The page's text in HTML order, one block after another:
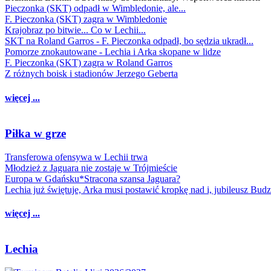
Pieczonka (SKT) odpadł w Wimbledonie, ale...
F. Pieczonka (SKT) zagra w Wimbledonie
Krajobraz po bitwie... Co w Lechii...
SKT na Roland Garros - F. Pieczonka odpadł, bo sędzia ukradł...
Pomorze znokautowane - Lechia i Arka skopane w lidze
F. Pieczonka (SKT) zagra w Roland Garros
Z różnych boisk i stadionów Jerzego Geberta
więcej ...
Piłka w grze
Transferowa ofensywa w Lechii trwa
Młodzież z Jaguara nie zostaje w Trójmieście
Europa w Gdańsku*Stracona szansa Jaguara?
Lechia już świętuje, Arka musi postawić kropkę nad i, jubileusz
więcej ...
Lechia